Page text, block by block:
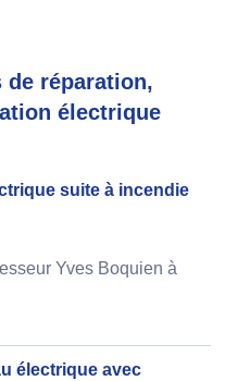
de réparation,
électrique
suite à incendie
Yves Boquien à
électrique avec